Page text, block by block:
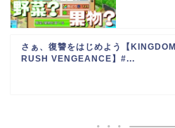
さぁ、復讐をはじめよう【KINGDOM
RUSH VENGEANCE】#...